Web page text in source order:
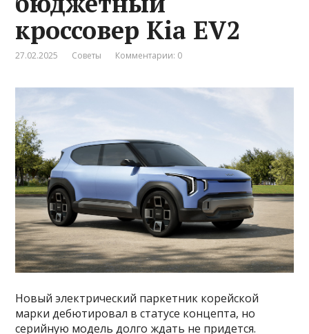
кроссовер Kia EV2
27.02.2025 Советы Комментарии: 0
Новый электрический паркетник корейской
марки дебютировал в статусе концепта, но
серийную модель долго ждать не придется.